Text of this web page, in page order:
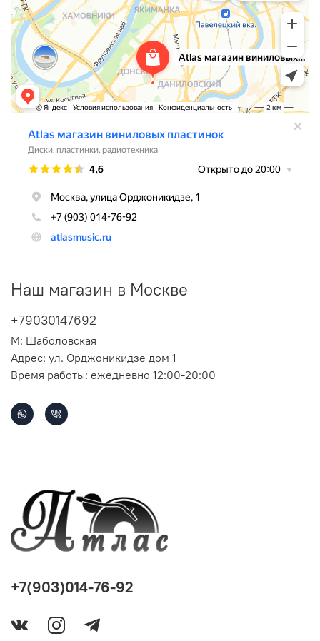
Наш магазин в Москве
+79030147692
М: Шаболовская
Адрес: ул. Орджоникидзе дом 1
Время работы: ежедневно 12:00-20:00
+7(903)014-76-92